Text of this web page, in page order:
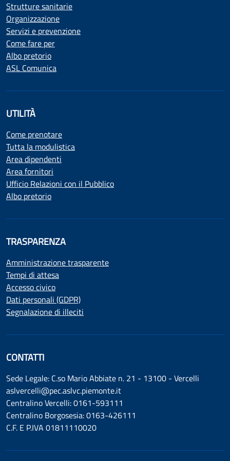
Strutture sanitarie
Organizzazione
Servizi e prevenzione
Come fare per
Albo pretorio
ASL Comunica
UTILITÀ
Come prenotare
Tutta la modulistica
Area dipendenti
Area fornitori
Ufficio Relazioni con il Pubblico
Albo pretorio
TRASPARENZA
Amministrazione trasparente
Tempi di attesa
Accesso civico
Dati personali (GDPR)
Segnalazione di illeciti
CONTATTI
Sede Legale: C.so Mario Abbiate n. 21 - 13100 - Vercelli
aslvercelli@pec.aslvc.piemonte.it
Centralino Vercelli: 0161-593111
Centralino Borgosesia: 0163-426111
C.F. E P.IVA 01811110020